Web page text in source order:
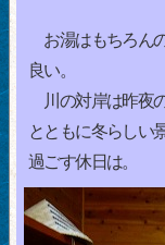
お湯はもちろん
良い。
川の対岸は昨夜
とともに冬らしい
過ごす休日は。